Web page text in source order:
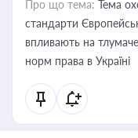
Про що тема: Тема
стандарти
впливають на
норм права в Україні